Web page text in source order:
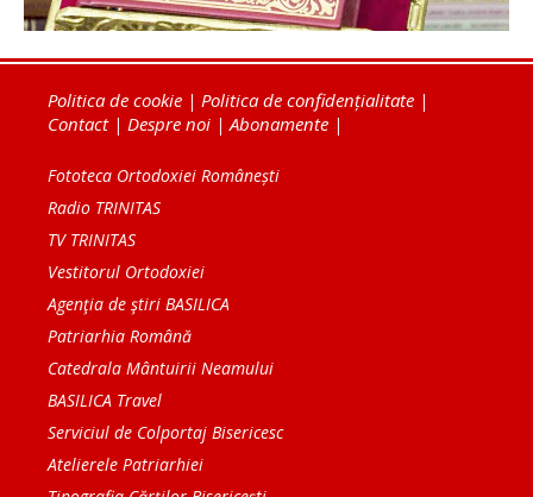
Politica de cookie | Politica de confidențialitate |
Contact| Despre noi |Abonamente |
Fototeca Ortodoxiei Românești
Radio TRINITAS
TV TRINITAS
Vestitorul Ortodoxiei
Agenţia de ştiri BASILICA
Patriarhia Română
Catedrala Mântuirii Neamului
BASILICA Travel
Serviciul de Colportaj Bisericesc
Atelierele Patriarhiei